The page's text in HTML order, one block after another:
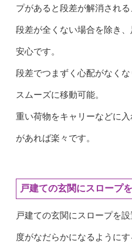
プがあると段差が解消される
段差が全くない場合を除き
安心です。
段差でつまずく心配がなく
スムーズに移動可能。
重い荷物をキャリーなどに
があれば楽々です。
戸建ての玄関にスロープ
戸建ての玄関にスロープを
度がなだらかになるようにす